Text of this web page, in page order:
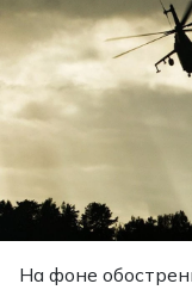
На фоне